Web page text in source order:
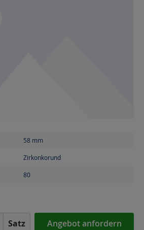
58 mm
Zirkonkorund
80
Gib den gewünschten
Satz Angebot anfordern